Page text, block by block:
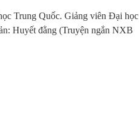
Trung Quốc. Giảng viên Đại học
Huyết đằng (Truyện ngắn NXB